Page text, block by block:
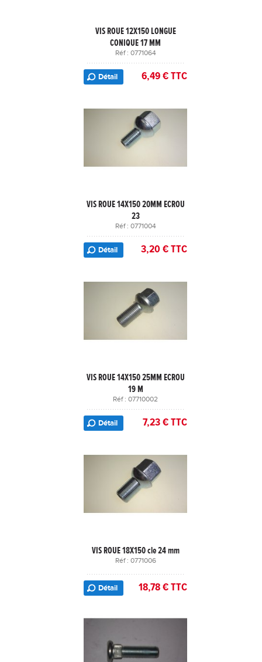
VIS ROUE 12X150 LONGUE
CONIQUE 17 MM
Réf : 0771064
Détail 6,49 € TTC
VIS ROUE 14X150 20MM ECROU
23
Réf : 0771004
Détail 3,20 € TTC
VIS ROUE 14X150 25MM ECROU
19 M
Réf : 07710002
Détail 7,23 € TTC
VIS ROUE 18X150 cle 24 mm
Réf : 0771006
Détail 18,78 € TTC